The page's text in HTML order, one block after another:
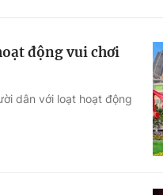
trường
động vui chơi
dân với loạt hoạt động